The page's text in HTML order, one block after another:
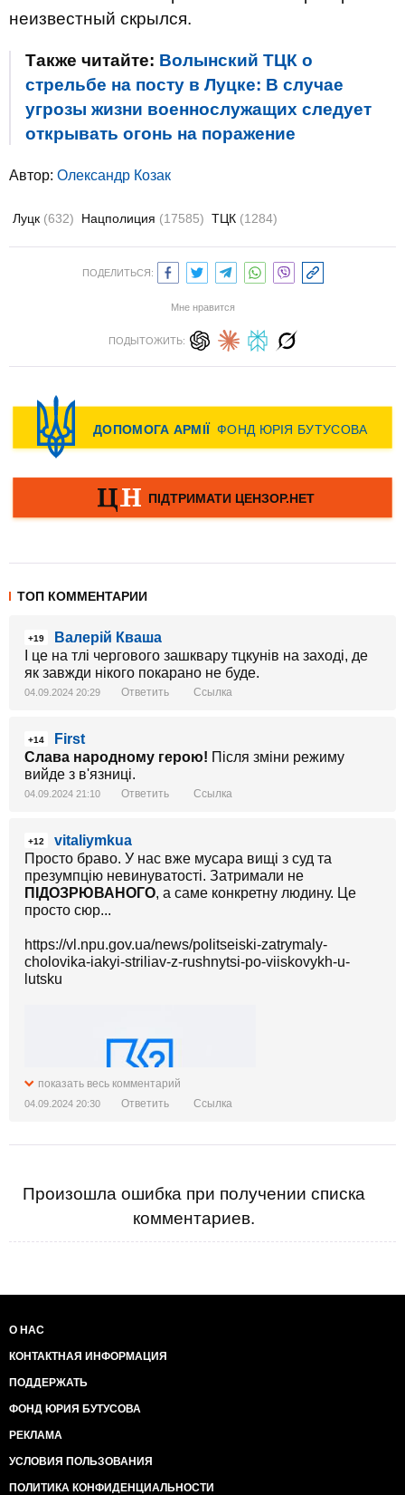
неизвестный скрылся.
Также читайте: Волынский ТЦК о
стрельбе на посту в Луцке: В случае
угрозы жизни военнослужащих следует
открывать огонь на поражение
Автор: Олександр Козак
Луцк (632) Нацполиция (17585) ТЦК (1284)
ПОДЕЛИТЬСЯ:
Мне нравится
ПОДЫТОЖИТЬ:
ТОП КОММЕНТАРИИ
+19
Валерій Кваша
І це на тлі чергового зашквару тцкунів на заході, де
як завжди нікого покарано не буде.
04.09.2024 20:29 Ответить Ссылка
+14
First
Слава народному герою! Після зміни режиму
вийде з в'язниці.
04.09.2024 21:10 Ответить Ссылка
+12
vitaliymkua
Просто браво. У нас вже мусара вищі з суд та
презумпцію невинуватості. Затримали не
ПІДОЗРЮВАНОГО, а саме конкретну людину. Це
просто сюр...
https://vl.npu.gov.ua/news/politseiski-zatrymaly-
cholovika-iakyi-striliav-z-rushnytsi-po-viiskovykh-u-
lutsku
показать весь комментарий
04.09.2024 20:30 Ответить Ссылка
Произошла ошибка при получении списка
комментариев.
О НАС
КОНТАКТНАЯ ИНФОРМАЦИЯ
ПОДДЕРЖАТЬ
ФОНД ЮРИЯ БУТУСОВА
РЕКЛАМА
УСЛОВИЯ ПОЛЬЗОВАНИЯ
ПОЛИТИКА КОНФИДЕНЦИАЛЬНОСТИ